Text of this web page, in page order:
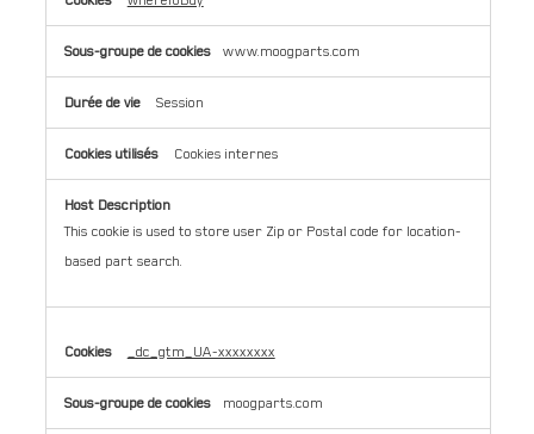
www.moogparts.com
Session
Cookies internes
This cookie is used to store user Zip or Postal code for location-
based part search.
_dc_gtm_UA-xxxxxxxx
moogparts.com